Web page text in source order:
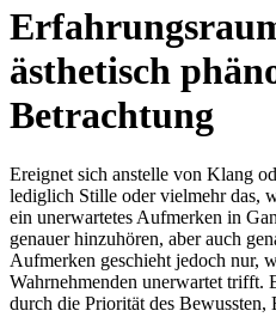
ästhetisch
Betrachtung
Ereignet sich anstelle von Klang
lediglich Stille oder vielmehr das,
ein unerwartetes Aufmerken in
genauer hinzuhören, aber auch
Aufmerken geschieht jedoch nur,
Wahrnehmenden unerwartet trifft.
durch die Priorität des Bewussten,